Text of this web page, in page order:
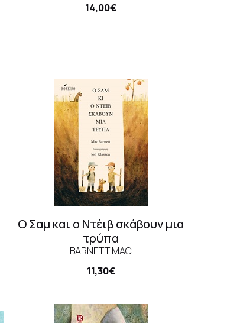
14,00€
Ο Σαμ και ο Ντέιβ σκάβουν μια
τρύπα
BARNETT MAC
11,30€